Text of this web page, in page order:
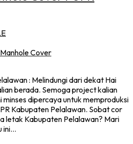
Cover
: Melindungi dari dekat Hai
berada. Semoga project kalian
minses dipercaya untuk memproduksi
Kabupaten Pelalawan. Sobat cor
letak Kabupaten Pelalawan? Mari
ini…